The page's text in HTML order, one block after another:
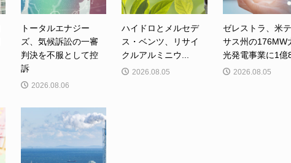
トータルエナジー
ズ、気候訴訟の一審
判決を不服として控
訴
2026.08.06
ハイドロとメルセデ
ス・ベンツ、リサイ
クルアルミニウ...
2026.08.05
ゼレストラ、米
サス州の176MW
光発電事業に1億
2026.08.05